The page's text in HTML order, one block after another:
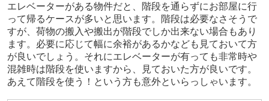
エレベーターがある物件だと、階段を通らずにお部屋に行
って帰るケースが多いと思います。階段は必要なさそうで
すが、荷物の搬入や搬出が階段でしか出来ない場合もあり
ます。必要に応じて幅に余裕があるかなども見ておいて方
が良いでしょう。それにエレベーターが有っても非常時や
混雑時は階段を使いますから、見ておいた方が良いです。
あえて階段を使う！という方も意外といらっしゃいます。